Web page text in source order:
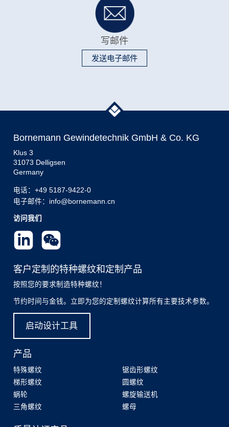
写邮件
发送电子邮件
Bornemann Gewindetechnik GmbH & Co. KG
Klus 3
31073 Delligsen
Germany
电话： +49 5187-9422-0
电子邮件：info@bornemann.cn
访问我们
客户定制的特种螺纹和定制产品
按照您的要求制造特种螺纹！
节约时间与金钱。立即为您的定制螺纹计算所有主要技术参数。
启动设计工具
产品
特殊螺纹
梯形螺纹
蜗轮
三角螺纹
锯齿形螺纹
圆螺纹
螺旋输送机
螺母